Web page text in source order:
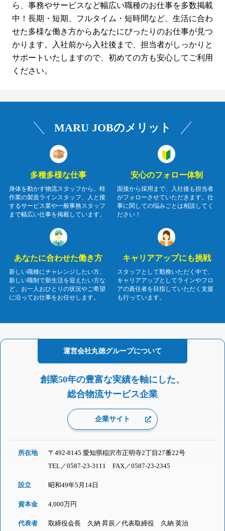
ら、事務やサービスなど幅広い職種のお仕事を多数掲載
中！長期・短期、フルタイム・短時間など、生活に合わ
せた多様な働き方からあなたにぴったりのお仕事が見つ
かります。入社前から入社後まで、担当者がしっかりと
サポートいたしますので、初めての方も安心してご利用
ください。
MARU JOBのメリット
多種多様な仕事
身体を動かす物流スタッフから、軽
作業の製造ラインスタッフ、人と接
するサービス業や一般事務スタッフ
まで幅広い仕事を掲載しています。
安心のフォロー体制
面接から採用まで、入社後も担当者
がフォローさせていただきます。仕
事に関しての悩みごとは相談してく
ださい！
あなたに合わせた働き方
新しい職種にチャレンジしたい方、
新しい職制で新生活を迎えたい方な
ど、お一人おひとりの状況やご希望
に沿ってお仕事をお任せします。
キャリアアップにも挑戦
スタッフとして勤務いただく中で、
キャリアアップとしてラインやフロ
アの責任者を目指していただく支援
も行っています。
運営会社丸徳グループについて
創業50年の豊富な実績を軸にした、
総合物流サービス企業
企業サイト
所在地
〒492-8145 愛知県稲沢市正明寺2丁目27番22号
TEL／0587-23-3111 FAX／0587-23-2345
設立 昭和49年5月14日
資本金 4,000万円
代表者 取締役会長 久納 昇辰／代表取締役 久納 英治